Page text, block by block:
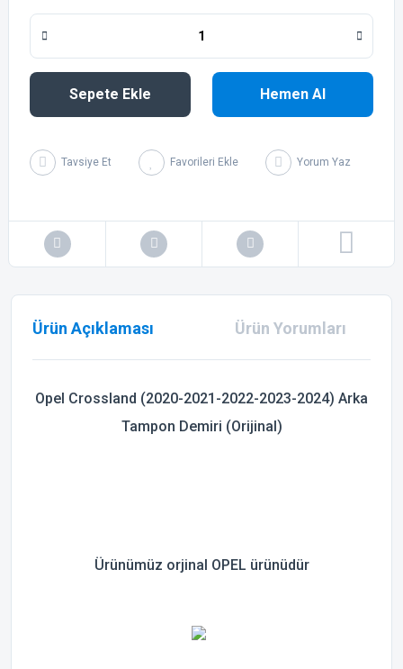
Sepete Ekle Hemen Al
Tavsiye Et Yorum Yaz
Ürün Açıklaması Ürün Yorumları
Opel Crossland (2020-2021-2022-2023-2024) Arka
Tampon Demiri (Orijinal)
Ürünümüz orjinal OPEL ürünüdür